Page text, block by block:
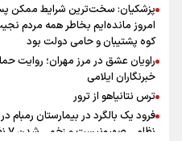
پزشکیان: سخت‌ترین شرایط ممکن پس
امروز مانده‌ایم بخاطر همه‌ مردم
کوه پشتیبان و حامی دولت بود
راویان عشق در مرز مهران؛ روایت
خبرنگاران ایلامی
ترس نتانیاهو از ترور
نظامی صهیونیست و زخمی شدن ۷ نظامی دیگر